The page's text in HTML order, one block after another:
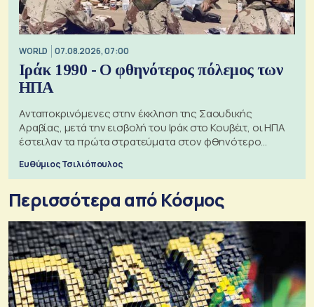
WORLD 07.08.2026, 07:00
Ιράκ 1990 - Ο φθηνότερος πόλεμος των
ΗΠΑ
Ανταποκρινόμενες στην έκκληση της Σαουδικής
Αραβίας, μετά την εισβολή του Ιράκ στο Κουβέιτ, οι ΗΠΑ
έστειλαν τα πρώτα στρατεύματα στον φθηνότερο
Ευθύμιος Τσιλιόπουλος
Περισσότερα από Κόσμος